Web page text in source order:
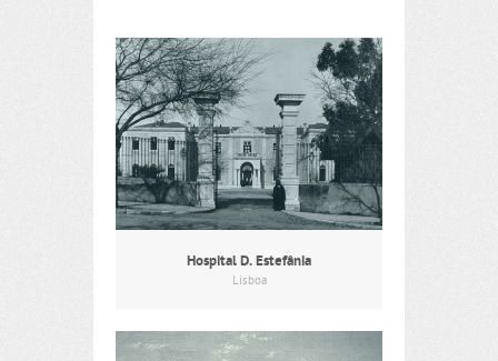
Hospital D. Estefânia
Lisboa